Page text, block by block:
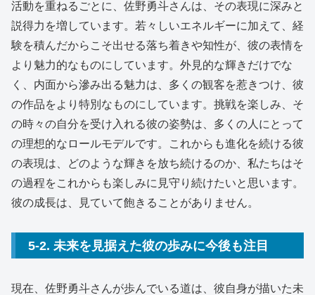
活動を重ねるごとに、佐野勇斗さんは、その表現に深みと
説得力を増しています。若々しいエネルギーに加えて、経
験を積んだからこそ出せる落ち着きや知性が、彼の表情を
より魅力的なものにしています。外見的な輝きだけでな
く、内面から滲み出る魅力は、多くの観客を惹きつけ、彼
の作品をより特別なものにしています。挑戦を楽しみ、そ
の時々の自分を受け入れる彼の姿勢は、多くの人にとって
の理想的なロールモデルです。これからも進化を続ける彼
の表現は、どのような輝きを放ち続けるのか、私たちはそ
の過程をこれからも楽しみに見守り続けたいと思います。
彼の成長は、見ていて飽きることがありません。
5-2. 未来を見据えた彼の歩みに今後も注目
現在、佐野勇斗さんが歩んでいる道は、彼自身が描いた未